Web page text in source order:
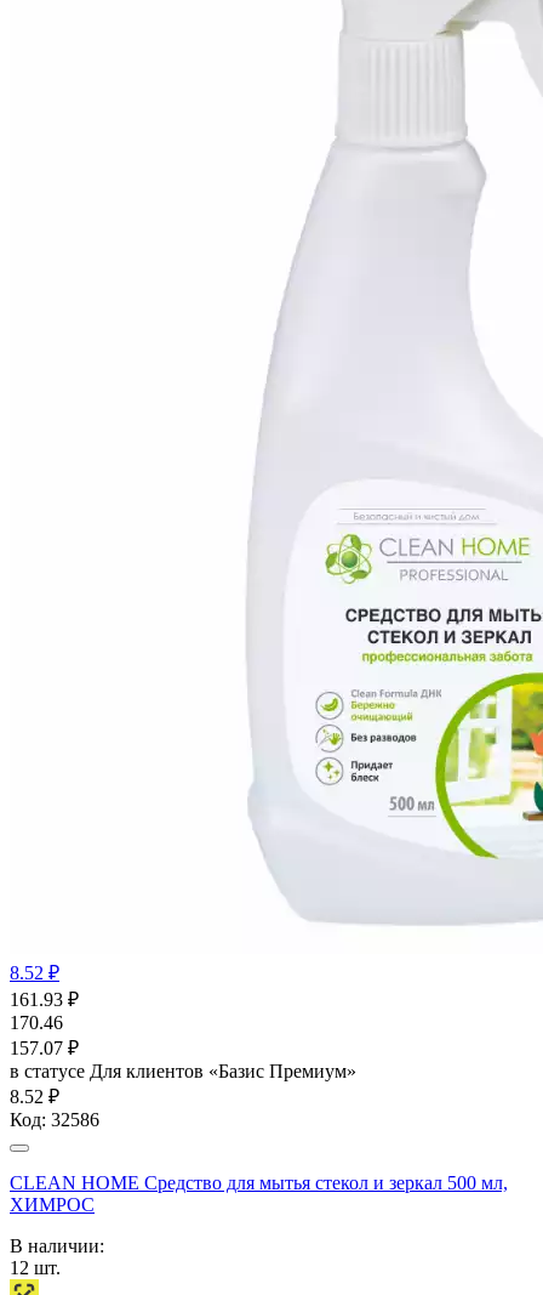
8.52 ₽
161.93 ₽
170.46
157.07 ₽
в статусе Для клиентов «Базис Премиум»
8.52 ₽
Код: 32586
CLEAN HOME Средство для мытья стекол и зеркал 500 мл,
ХИМРОС
В наличии:
12 шт.